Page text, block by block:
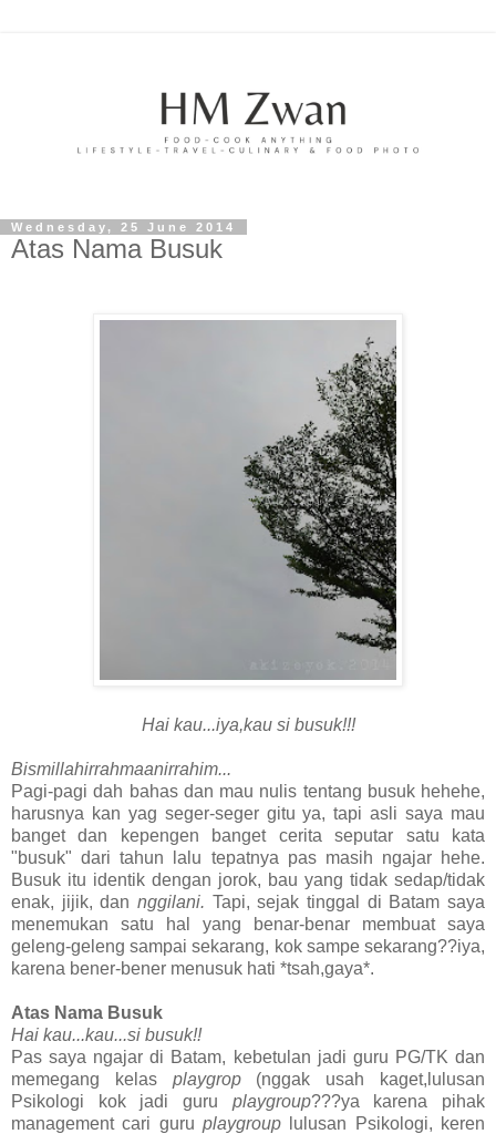
Wednesday, 25 June 2014
Atas Nama Busuk
Hai kau...iya,kau si busuk!!!
Bismillahirrahmaanirrahim...
Pagi-pagi dah bahas dan mau nulis tentang busuk hehehe,
harusnya kan yag seger-seger gitu ya, tapi asli saya mau
banget dan kepengen banget cerita seputar satu kata
"busuk" dari tahun lalu tepatnya pas masih ngajar hehe.
Busuk itu identik dengan jorok, bau yang tidak sedap/tidak
enak, jijik, dan nggilani. Tapi, sejak tinggal di Batam saya
menemukan satu hal yang benar-benar membuat saya
geleng-geleng sampai sekarang, kok sampe sekarang??iya,
karena bener-bener menusuk hati *tsah,gaya*.
Atas Nama Busuk
Hai kau...kau...si busuk!!
Pas saya ngajar di Batam, kebetulan jadi guru PG/TK dan
memegang kelas playgrop(nggak usah kaget,lulusan
Psikologi kok jadi guru playgroup???ya karena pihak
management cari guru playgroup lulusan Psikologi, keren